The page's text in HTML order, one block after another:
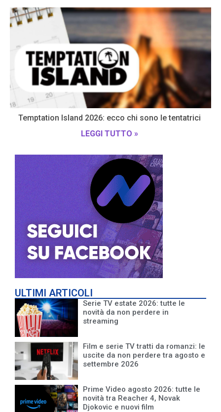
Temptation Island 2026: ecco chi sono le tentatrici
LEGGI TUTTO »
ULTIMI ARTICOLI
Serie TV estate 2026: tutte le
novità da non perdere in
streaming
Film e serie TV tratti da romanzi: le
uscite da non perdere tra agosto e
settembre 2026
Prime Video agosto 2026: tutte le
novità tra Reacher 4, Novak
Djokovic e nuovi film